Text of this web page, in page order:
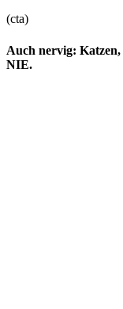
(cta)
Auch nervig: Katzen,
NIE.